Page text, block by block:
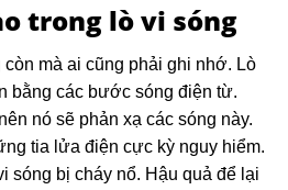
trong lò vi sóng
mà ai cũng phải ghi nhớ. Lò
bằng các bước sóng điện từ.
nó sẽ phản xạ các sóng này.
tia lửa điện cực kỳ nguy hiểm.
sóng bị cháy nổ. Hậu quả để lại